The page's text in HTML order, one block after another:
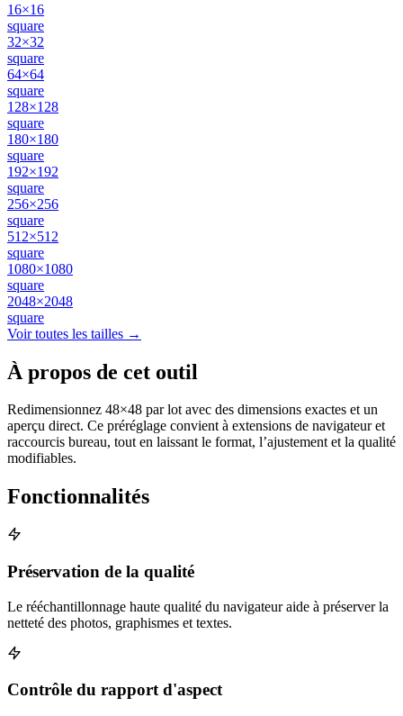
16×16
square
32×32
square
64×64
square
128×128
square
180×180
square
192×192
square
256×256
square
512×512
square
1080×1080
square
2048×2048
square
Voir toutes les tailles →
À propos de cet outil
Redimensionnez 48×48 par lot avec des dimensions exactes et un
aperçu direct. Ce préréglage convient à extensions de navigateur et
raccourcis bureau, tout en laissant le format, l’ajustement et la qualité
modifiables.
Fonctionnalités
Préservation de la qualité
Le rééchantillonnage haute qualité du navigateur aide à préserver la
netteté des photos, graphismes et textes.
Contrôle du rapport d'aspect